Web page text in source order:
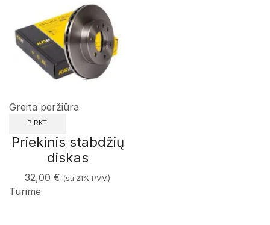
Greita peržiūra
PIRKTI
Priekinis stabdžių
diskas
32,00 € (su 21% PVM)
Turime